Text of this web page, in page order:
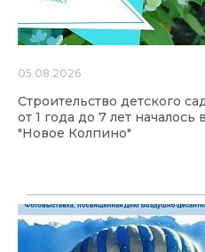
05.08.2026
Строительство детского
от 1 года до 7 лет
"Новое Колпино"